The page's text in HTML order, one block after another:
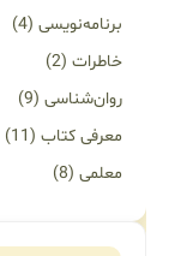
برنامه‌نویسی (4)
خاطرات (2)
روان‌شناسی (9)
معرفی کتاب (11)
معلمی (8)